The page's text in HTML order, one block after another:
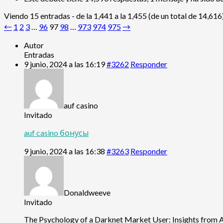
Viendo 15 entradas - de la 1,441 a la 1,455 (de un total de
← 1 2 3… 96 97 98 … 973 974 975→
Autor
Entradas
9 junio, 2024 a las 16:19#3262 Responder
auf casino
Invitado
auf casino бонусы
9 junio, 2024 a las 16:38 #3263 Responder
Donaldweeve
Invitado
The Psychology of a Darknet Market User: Insights from